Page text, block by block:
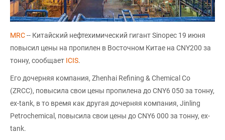
MRC-- Китайский нефтехимический гигант Sinopec 19 июня
повысил цены на пропилен в Восточном Китае на CNY200 за
тонну, сообщает ICIS.
Его дочерняя компания, Zhenhai Refining & Chemical Co
(ZRCC), повысила свои цены пропилена до CNY6 050 за тонну,
ex-tank, в то время как другая дочерняя компания, Jinling
Petrochemical, повысила свои цены до CNY6 000 за тонну, ex-
tank.